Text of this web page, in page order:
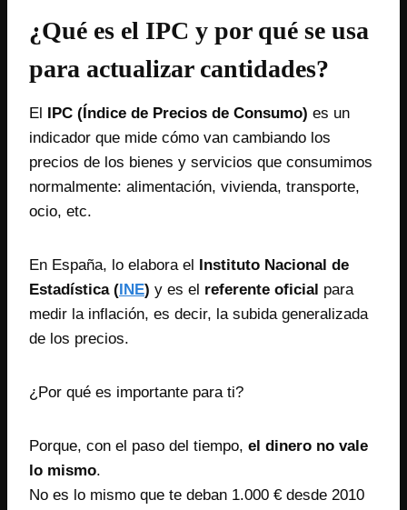
¿Qué es el IPC y por qué se usa
para actualizar cantidades?
El IPC (Índice de Precios de Consumo) es un
indicador que mide cómo van cambiando los
precios de los bienes y servicios que consumimos
normalmente: alimentación, vivienda, transporte,
ocio, etc.
En España, lo elabora el
Instituto Nacional de
Estadística ( INE) y es el referente oficial para
medir la inflación, es decir, la subida generalizada
de los precios.
¿Por qué es importante para ti?
Porque, con el paso del tiempo, el dinero no vale
lo mismo.
No es lo mismo que te deban 1.000 € desde 2010